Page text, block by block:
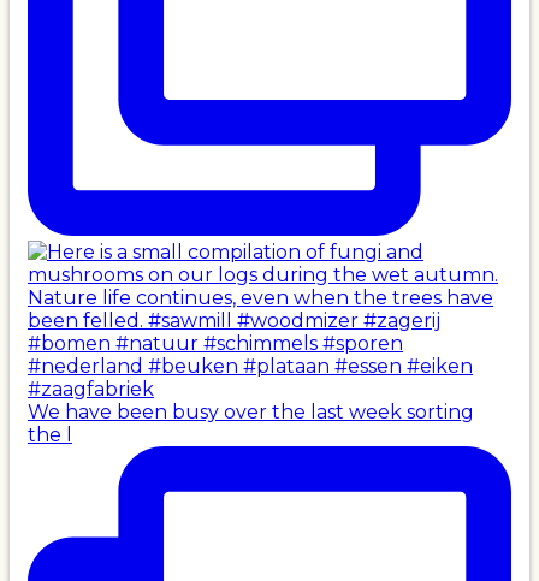
We have been busy over the last week sorting
the l